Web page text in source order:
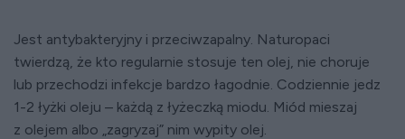
Jest antybakteryjny i przeciwzapalny. Naturopaci
twierdzą, że kto regularnie stosuje ten olej, nie choruje
lub przechodzi infekcje bardzo łagodnie. Codziennie jedz
1-2 łyżki oleju – każdą z łyżeczką miodu. Miód mieszaj
z olejem albo „zagryzaj” nim wypity olej.